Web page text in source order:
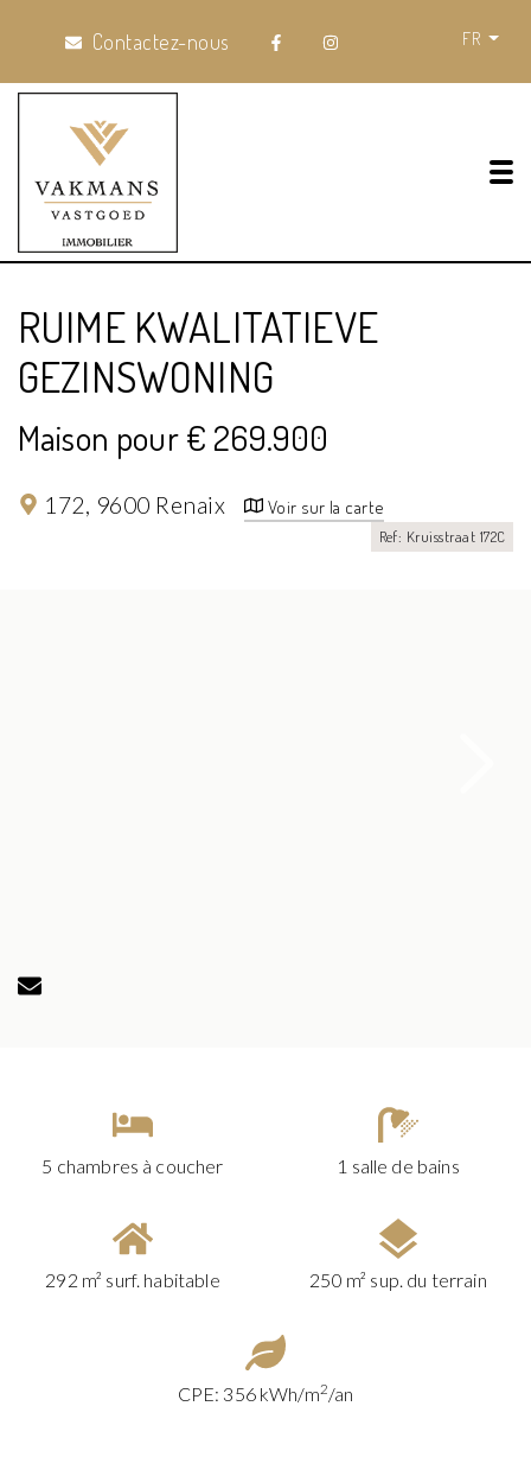
Contactez-nous FR
RUIME KWALITATIEVE
GEZINSWONING
Maison pour € 269.900
172, 9600 Renaix Voir sur la carte
Ref: Kruisstraat 172C
5 chambres à coucher 1 salle de bains
292 m² surf. habitable 250 m² sup. du terrain
CPE: 356 kWh/m2/an